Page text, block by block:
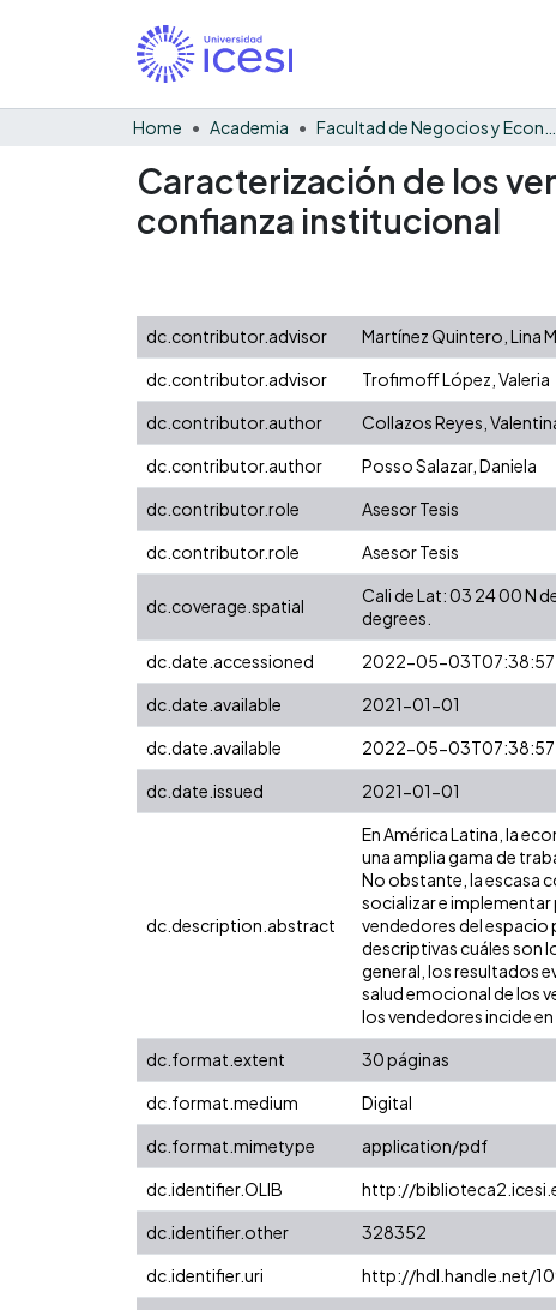
Home Academia
Caracterización de los
confianza institucional
dc.contributor.advisor
Martínez Quintero, Lina
dc.contributor.advisor
Trofimoff López, Valeria
dc.contributor.author
Collazos Reyes,
dc.contributor.author
Posso Salazar, Daniela
dc.contributor.role
Asesor Tesis
dc.contributor.role
Asesor Tesis
dc.coverage.spatial
Cali de Lat: 03 24 00 N
degrees.
dc.date.accessioned
2022-05-
dc.date.available
2021-01-01
dc.date.available
2022-05-
dc.date.issued
2021-01-01
dc.description.abstract
En América Latina, la
una amplia gama de
No obstante, la escasa
socializar e
vendedores del espacio
descriptivas cuáles son
general, los resultados
salud emocional de los
los vendedores incide
dc.format.extent
30 páginas
dc.format.medium
Digital
dc.format.mimetype
application/pdf
dc.identifier.OLIB
http://
dc.identifier.other
328352
dc.identifier.uri
http://hdl.handle.net/